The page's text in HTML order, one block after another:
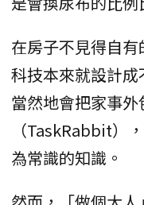
在房子不見得自有
科技本來就設計
當然地會把家事
（TaskRabbit）
為常識的知識。